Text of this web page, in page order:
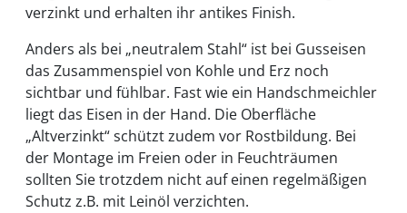
verzinkt und erhalten ihr antikes Finish.
Anders als bei „neutralem Stahl“ ist bei Gusseisen
das Zusammenspiel von Kohle und Erz noch
sichtbar und fühlbar. Fast wie ein Handschmeichler
liegt das Eisen in der Hand. Die Oberfläche
„Altverzinkt“ schützt zudem vor Rostbildung. Bei
der Montage im Freien oder in Feuchträumen
sollten Sie trotzdem nicht auf einen regelmäßigen
Schutz z.B. mit Leinöl verzichten.